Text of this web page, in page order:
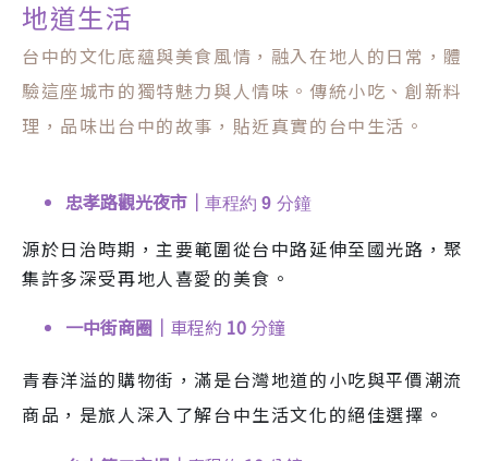
地道生活
台中的文化底蘊與美食風情，融入在地人的日常，體
驗這座城市的獨特魅力與人情味。傳統小吃、創新料
理，品味出台中的故事，貼近真實的台中生活。
忠孝路觀光夜市｜ 車程約9 分鐘
源於日治時期，主要範圍從台中路延伸至國光路，聚
集許多深受再地人喜愛的美食。
一中街商圈｜ 車程約 10 分鐘
青春洋溢的購物街，滿是台灣地道的小吃與平價潮流
商品，是旅人深入了解台中生活文化的絕佳選擇。